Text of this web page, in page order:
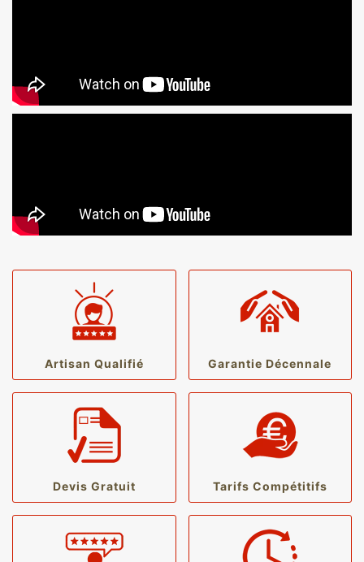
Artisan Qualifié Garantie Décennale
Devis Gratuit Tarifs Compétitifs